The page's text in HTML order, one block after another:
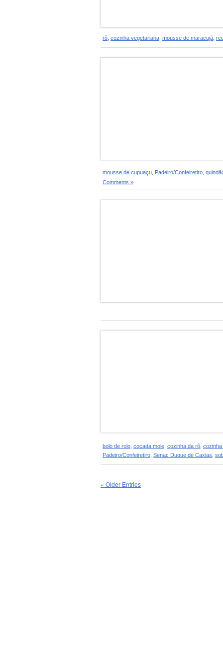
rô cozinha vegetariana mousse de maracujá
mousse de cupuaçu Padeiro/Confeiretiro
Comments »
bolo de rolo cocada mole cozinha da rô
Padeiro/Confeiretiro Senac Duque de Caxias
« Older Entries